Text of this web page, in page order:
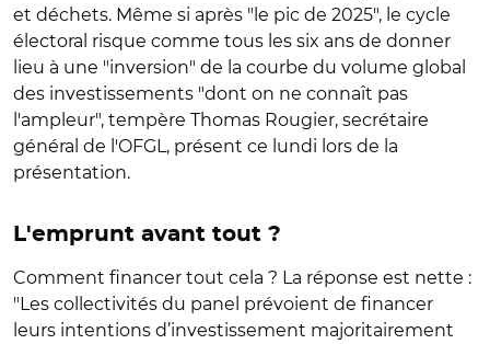
et déchets. Même si après "le pic de 2025", le cycle
électoral risque comme tous les six ans de donner
lieu à une "inversion" de la courbe du volume global
des investissements "dont on ne connaît pas
l'ampleur", tempère Thomas Rougier, secrétaire
général de l'OFGL, présent ce lundi lors de la
présentation.
L'emprunt avant tout ?
Comment financer tout cela ? La réponse est nette :
"Les collectivités du panel prévoient de financer
leurs intentions d’investissement majoritairement